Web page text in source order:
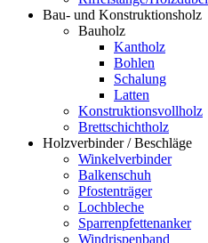
Bau- und Konstruktionsholz
Bauholz
Kantholz
Bohlen
Schalung
Latten
Konstruktionsvollholz
Brettschichtholz
Holzverbinder / Beschläge
Winkelverbinder
Balkenschuh
Pfostenträger
Lochbleche
Sparrenpfettenanker
Windrispenband